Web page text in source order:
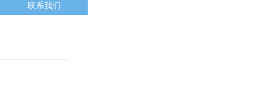
联系我们